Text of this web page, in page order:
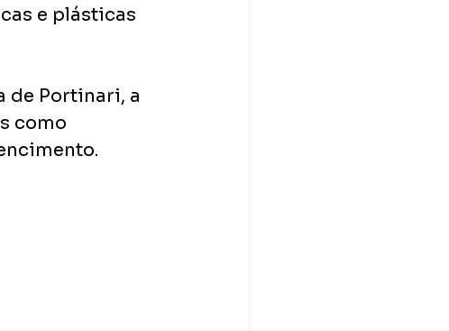
e plásticas
de Portinari, a
como